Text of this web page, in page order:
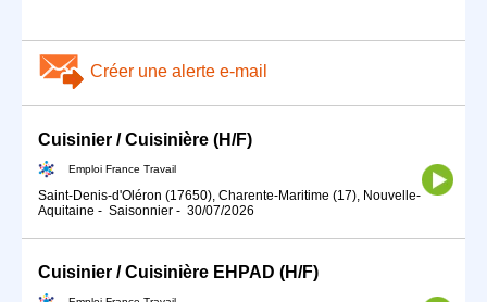
Créer une alerte e-mail
Cuisinier / Cuisinière (H/F)
Emploi France Travail
Saint-Denis-d'Oléron (17650), Charente-Maritime (17), Nouvelle-
Aquitaine - Saisonnier - 30/07/2026
Cuisinier / Cuisinière EHPAD (H/F)